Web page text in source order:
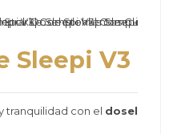
Sleepi V3
tranquilidad con el dosel